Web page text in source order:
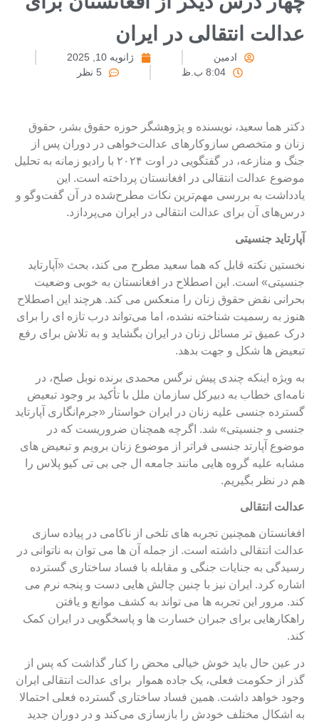
انتقالی در ایران
ادمین
ژانویه 10, 2025
8:04 ب.ظ
5 نظر
هما سعید، نویسنده و پژوهشگر حوزه حقوق بشر، حقوق
و متخصص سازوکارهای عدالت‌خواهی در دوران پس از
جنگ و منازعه، در گفتگویی در اوت ۲۰۲۴ با رادیو زمانه به تحلیل
عدالت انتقالی در افغانستان پرداخته است. این
به بررسی مهم‌ترین نکات مطرح‌شده در آن گفت‌وگو و
آن‌ برای عدالت انتقالی در ایران می‌پردازد.
جنسیتی
نکته قابل که هما سعید مطرح می کند، بحث «آپارتاید
است. این اصطلاح در افغانستان به خوبی وضعیت
نقض حقوق زنان را منعکس می کند. هرچند این اصطلاح
به رسمیت شناخته نشده، اما می‌تواند درب تازه ای را برای
عمیق تر مسائل زنان در ایران بگشاید و به تلاش برای رفع
ها شکل و جهت بدهد.
ویژه اینکه چندی پیش نرگس محمدی برنده نوبل صلح، در
خطاب به دبیرکل سازمان ملل با تأکید بر وجود تبعیض
جنسی علیه زنان در ایران خواستار «جرم‌انگاری آپارتاید
و جنسیتی» شد. اگرچه همچنان ضروریست که در
آپارتد جنسی فراتر از موضوع زنان برویم و تبعیض های
علیه گروه هایی مانند جامعه ال جی بی تی کیو پلاس را
در نظر بگیریم.
انتقالی
همچنین تجربه های تلخی از ناکامی در پیاده سازی
انتقالی داشته است. از جمله آن ها می توان به ناتوانی در
به جنایات جنگی و مقابله با فساد ساختاری گسترده
کرد. ایران نیز با چنین چالش هایی دست و پنجه نرم می
مرور این تجربه ها می تواند به کشف موانع و یافتن
برای جبران خسارت ها و پاسخگویی در ایران کمک
عین حال باید خوش خیالی محض را کنار گذاشت که پس از
از حکومت فعلی، یک جاده هموار برای عدالت انتقالی ایران
خواهد داشت. همین فساد ساختاری گسترده فعلی احتمالا
اشکال مختلف خودش را بازسازی می‌کند و در دوران جدید